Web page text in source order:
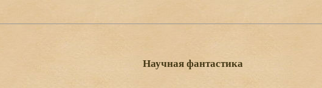
Научная фантастика